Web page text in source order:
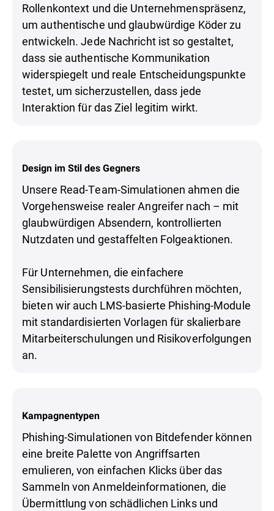
Rollenkontext und die Unternehmenspräsenz,
um authentische und glaubwürdige Köder zu
entwickeln. Jede Nachricht ist so gestaltet,
dass sie authentische Kommunikation
widerspiegelt und reale Entscheidungspunkte
testet, um sicherzustellen, dass jede
Interaktion für das Ziel legitim wirkt.
Design im Stil des Gegners
Unsere Read-Team-Simulationen ahmen die
Vorgehensweise realer Angreifer nach – mit
glaubwürdigen Absendern, kontrollierten
Nutzdaten und gestaffelten Folgeaktionen.
Für Unternehmen, die einfachere
Sensibilisierungstests durchführen möchten,
bieten wir auch LMS-basierte Phishing-Module
mit standardisierten Vorlagen für skalierbare
Mitarbeiterschulungen und Risikoverfolgungen
an.
Kampagnentypen
Phishing-Simulationen von Bitdefender können
eine breite Palette von Angriffsarten
emulieren, von einfachen Klicks über das
Sammeln von Anmeldeinformationen, die
Übermittlung von schädlichen Links und